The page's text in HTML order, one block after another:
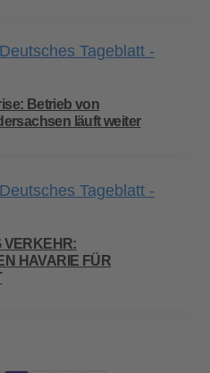
Betrieb von
läuft weiter
VERKEHR:
HAVARIE FÜR